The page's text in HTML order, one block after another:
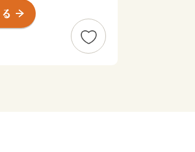
の食材を活かした料
新幹線や秋田自動車
曲駅の間は最速3時